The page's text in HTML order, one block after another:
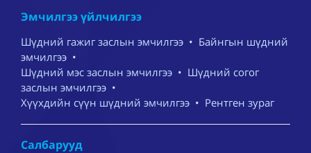
Эмчилгээ үйлчилгээ
Шүдний гажиг заслын эмчилгээ • Байнгын шүдний
эмчилгээ •
Шүдний мэс заслын эмчилгээ • Шүдний согог
заслын эмчилгээ •
Хүүхдийн сүүн шүдний эмчилгээ • Рентген зураг
Салбарууд